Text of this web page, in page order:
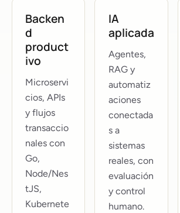
Backen
d
product
ivo
Microservi
cios, APIs
y flujos
transaccio
nales con
Go,
Node/Nes
tJS,
Kubernete
IA
aplicada
Agentes,
RAG y
automatiz
aciones
conectada
s a
sistemas
reales, con
evaluación
y control
humano.